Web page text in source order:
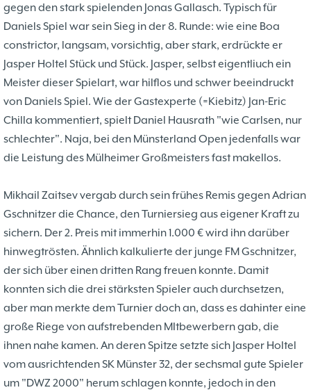
16.02 Problemschach 5
19.01 Jubiläums-Turniere 2
21.12
Kinder und Jugendliche - Schachjugend
Münster
18
21.12
Jugendtraining
2
20.09 2. Mannschaft 10
24.02 1. Mannschaft 37
29.07 Mannschaften 4
07.03 Ehrenamtliche Helfer 17
27.02 Social Media 4
09.02 SK 32 in der Presse 3
06.01 Neujahrsblitzturnier 4
15.05 Training 6
07.11
Wer wir sind- Vorstellung unserer
Mitglieder
1
19.10
37. Münsterland Open 2019
23
12.05 7. Mannschaft 1
17.03 4. Mannschaft 1
11.03 Bezirksebene 10
01.01
Mitgliedsbeiträge und
1
gegen den stark spielenden Jonas Gallasch. Typisch für
Daniels Spiel war sein Sieg in der 8. Runde: wie eine Boa
constrictor, langsam, vorsichtig, aber stark, erdrückte er
Jasper Holtel Stück und Stück. Jasper, selbst eigentliuch ein
Meister dieser Spielart, war hilflos und schwer beeindruckt
von Daniels Spiel. Wie der Gastexperte (=Kiebitz) Jan-Eric
Chilla kommentiert, spielt Daniel Hausrath "wie Carlsen, nur
schlechter". Naja, bei den Münsterland Open jedenfalls war
die Leistung des Mülheimer Großmeisters fast makellos.
Mikhail Zaitsev vergab durch sein frühes Remis gegen Adrian
Gschnitzer die Chance, den Turniersieg aus eigener Kraft zu
sichern. Der 2. Preis mit immerhin 1.000 € wird ihn darüber
hinwegtrösten. Ähnlich kalkulierte der junge FM Gschnitzer,
der sich über einen dritten Rang freuen konnte. Damit
konnten sich die drei stärksten Spieler auch durchsetzen,
aber man merkte dem Turnier doch an, dass es dahinter eine
große Riege von aufstrebenden MItbewerbern gab, die
ihnen nahe kamen. An deren Spitze setzte sich Jasper Holtel
vom ausrichtenden SK Münster 32, der sechsmal gute Spieler
um "DWZ 2000" herum schlagen konnte, jedoch in den